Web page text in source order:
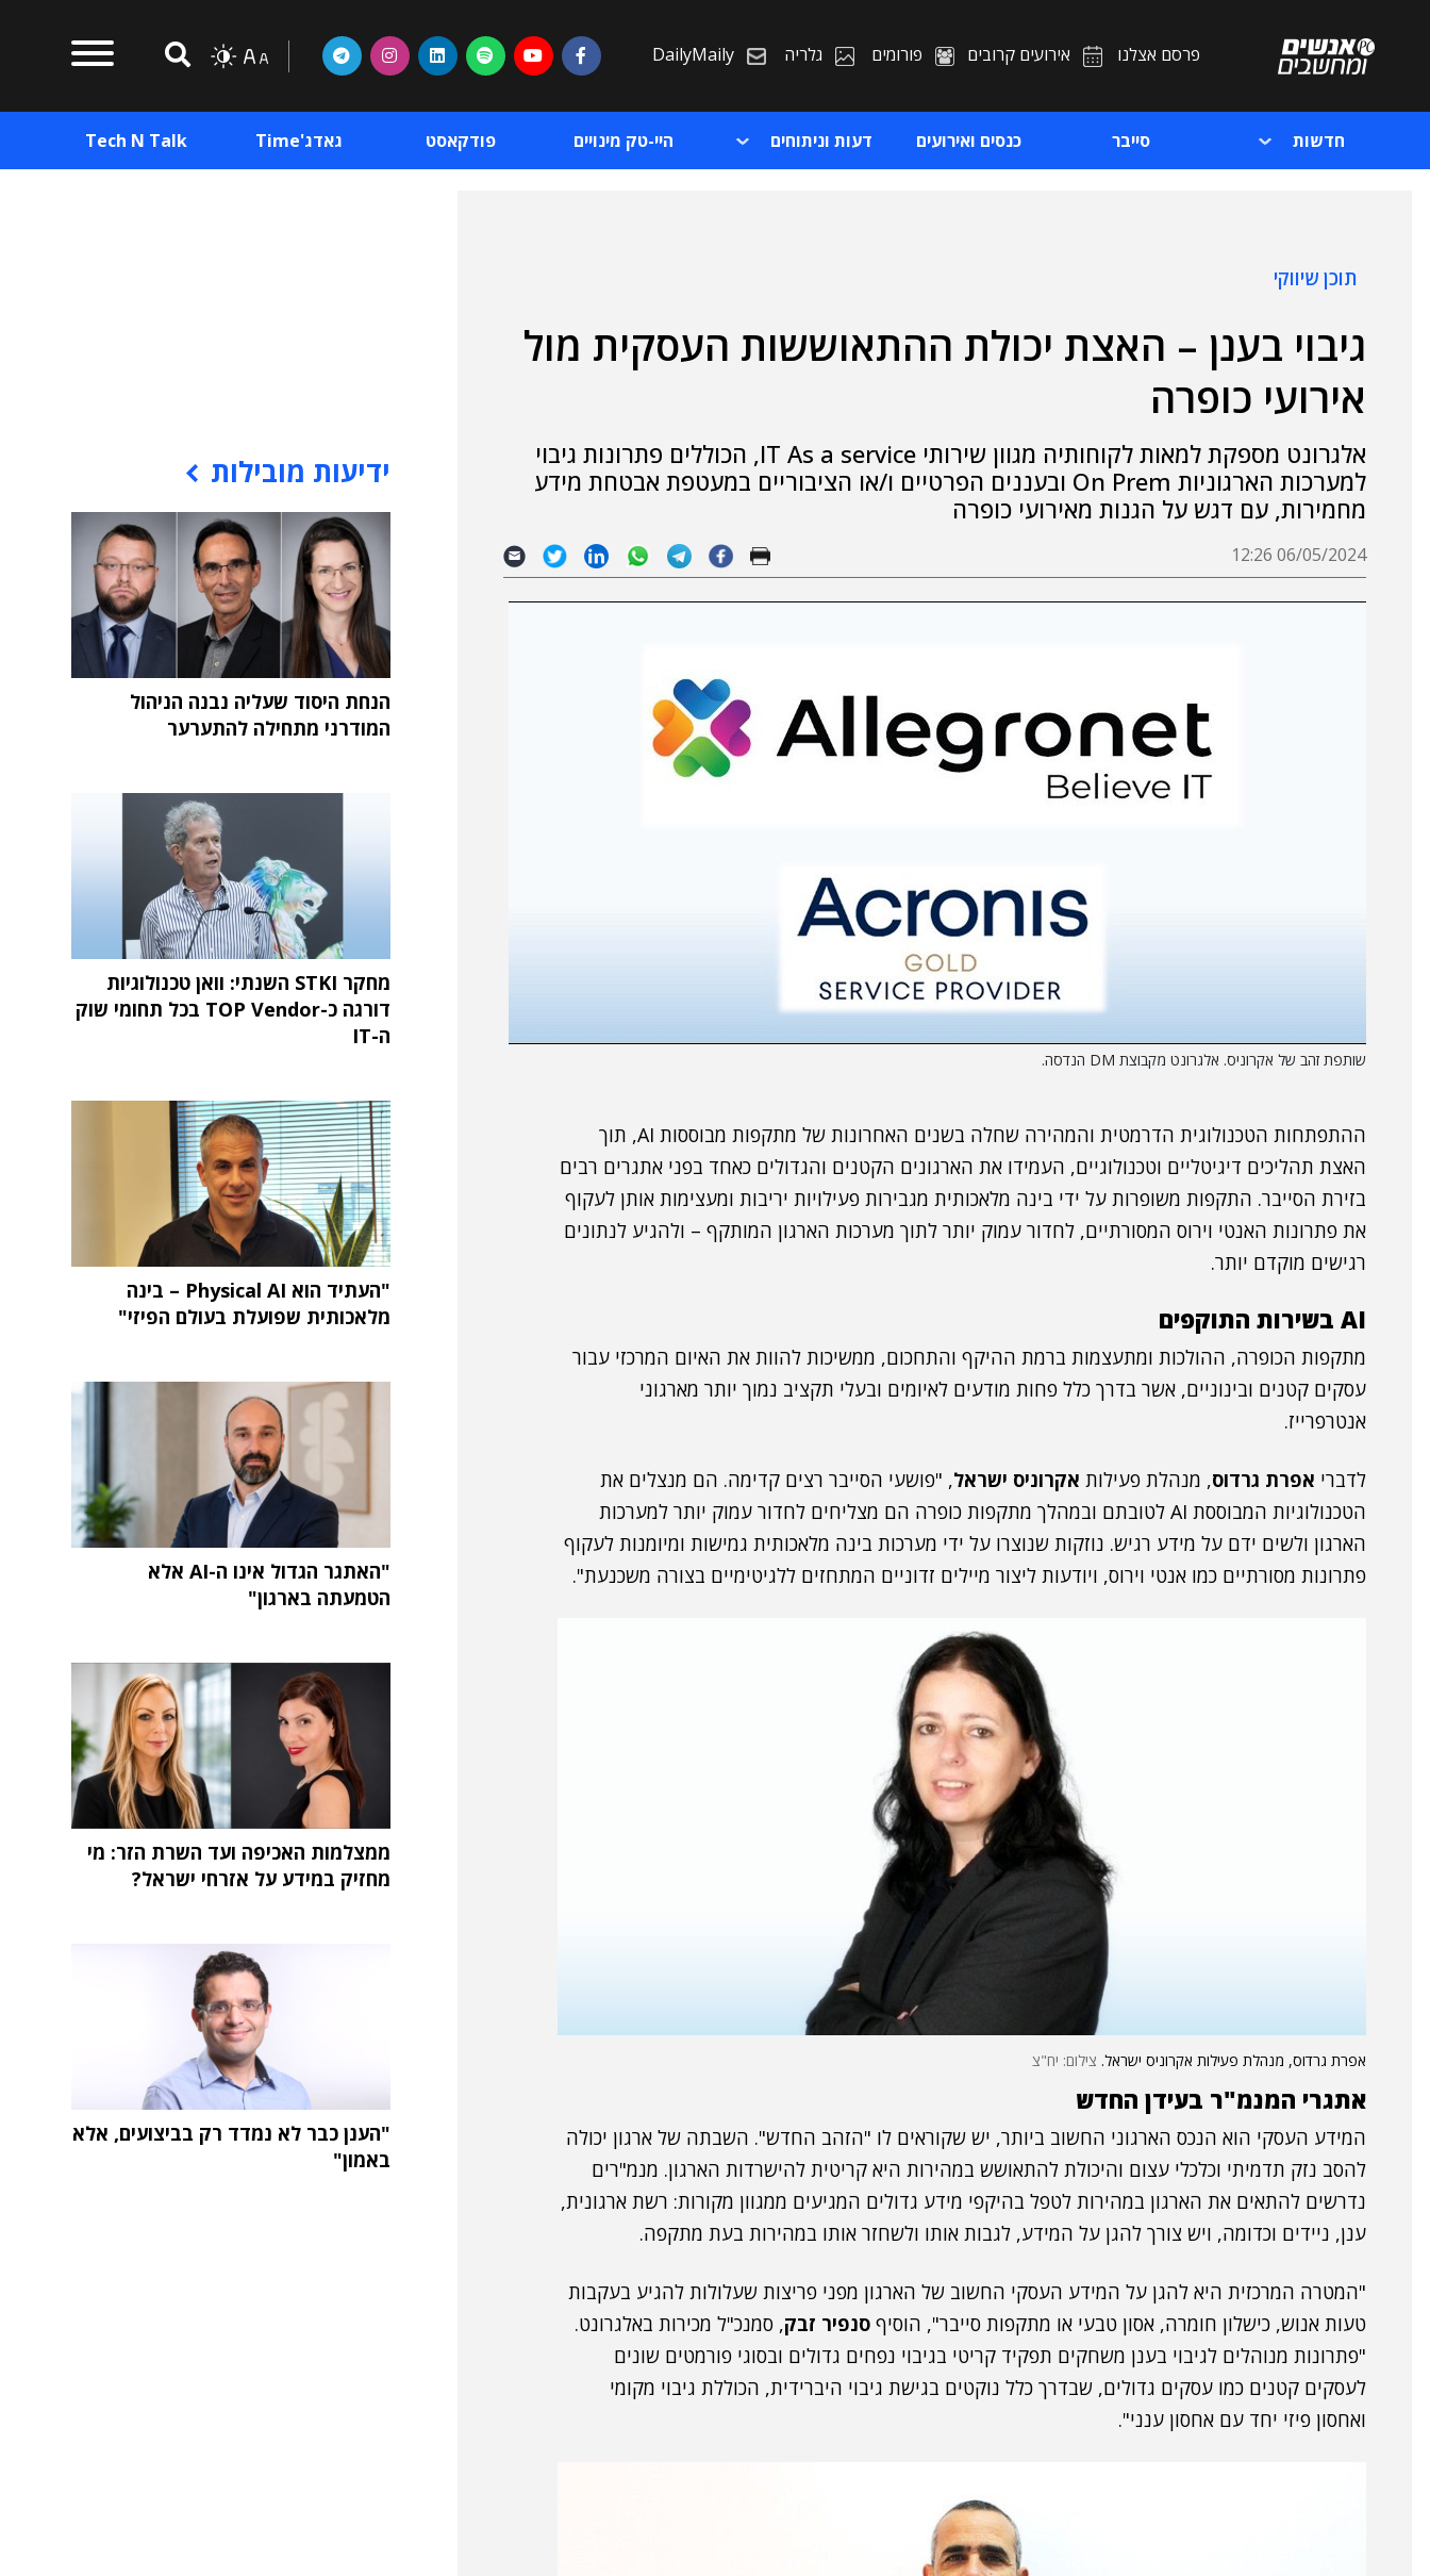
פרסם אצלנו אירועים קרובים פורומים גלריה DailyMaily
חדשות סייבר כנסים ואירועים דעות וניתוחים היי-טק מינויים פודקאסט גאדג'Time Tech N Talk
תוכן שיווקי
גיבוי בענן – האצת יכולת ההתאוששות העסקית מול
אירועי כופרה
אלגרונט מספקת למאות לקוחותיה מגוון שירותי IT As a service, הכוללים פתרונות גיבוי
למערכות הארגוניות On Prem ובעננים הפרטיים ו/או הציבוריים במעטפת אבטחת מידע
מחמירות, עם דגש על הגנות מאירועי כופרה
06/05/2024 12:26
שותפת זהב של אקרוניס. אלגרונט מקבוצת DM הנדסה.
ההתפתחות הטכנולוגית הדרמטית והמהירה שחלה בשנים האחרונות של מתקפות מבוססות AI, תוך
האצת תהליכים דיגיטליים וטכנולוגיים, העמידו את הארגונים הקטנים והגדולים כאחד בפני אתגרים רבים
בזירת הסייבר. התקפות משופרות על ידי בינה מלאכותית מגבירות פעילויות יריבות ומעצימות אותן לעקוף
את פתרונות האנטי וירוס המסורתיים, לחדור עמוק יותר לתוך מערכות הארגון המותקף – ולהגיע לנתונים
רגישים מוקדם יותר.
AI בשירות התוקפים
מתקפות הכופרה, ההולכות ומתעצמות ברמת ההיקף והתחכום, ממשיכות להוות את האיום המרכזי עבור
עסקים קטנים ובינוניים, אשר בדרך כלל פחות מודעים לאיומים ובעלי תקציב נמוך יותר מארגוני
אנטרפרייז.
לדברי אפרת גרדוס, מנהלת פעילות אקרוניס ישראל, "פושעי הסייבר רצים קדימה. הם מנצלים את
הטכנולוגיות המבוססת AI לטובתם ובמהלך מתקפות כופרה הם מצליחים לחדור עמוק יותר למערכות
הארגון ולשים ידם על מידע רגיש. נוזקות שנוצרו על ידי מערכות בינה מלאכותית גמישות ומיומנות לעקוף
פתרונות מסורתיים כמו אנטי וירוס, ויודעות ליצור מיילים זדוניים המתחזים ללגיטימיים בצורה משכנעת".
אפרת גרדוס, מנהלת פעילות אקרוניס ישראל. צילום: יח"צ
אתגרי המנמ"ר בעידן החדש
המידע העסקי הוא הנכס הארגוני החשוב ביותר, יש שקוראים לו "הזהב החדש". השבתה של ארגון יכולה
להסב נזק תדמיתי וכלכלי עצום והיכולת להתאושש במהירות היא קריטית להישרדות הארגון. מנמ"רים
נדרשים להתאים את הארגון במהירות לטפל בהיקפי מידע גדולים המגיעים ממגוון מקורות: רשת ארגונית,
ענן, ניידים וכדומה, ויש צורך להגן על המידע, לגבות אותו ולשחזר אותו במהירות בעת מתקפה.
"המטרה המרכזית היא להגן על המידע העסקי החשוב של הארגון מפני פריצות שעלולות להגיע בעקבות
טעות אנוש, כישלון חומרה, אסון טבעי או מתקפות סייבר", הוסיף סנפיר זבק, סמנכ"ל מכירות באלגרונט.
"פתרונות מנוהלים לגיבוי בענן משחקים תפקיד קריטי בגיבוי נפחים גדולים ובסוגי פורמטים שונים
לעסקים קטנים כמו עסקים גדולים, שבדרך כלל נוקטים בגישת גיבוי היברידית, הכוללת גיבוי מקומי
ואחסון פיזי יחד עם אחסון ענני".
ידיעות מובילות
הנחת היסוד שעליה נבנה הניהול
המודרני מתחילה להתערער
מחקר STKI השנתי: וואן טכנולוגיות
דורגה כ-TOP Vendor בכל תחומי שוק
ה-IT
"העתיד הוא Physical AI – בינה
מלאכותית שפועלת בעולם הפיזי"
"האתגר הגדול אינו ה-AI אלא
הטמעתה בארגון"
ממצלמות האכיפה ועד השרת הזר: מי
מחזיק במידע על אזרחי ישראל?
"הענן כבר לא נמדד רק בביצועים, אלא
באמון"